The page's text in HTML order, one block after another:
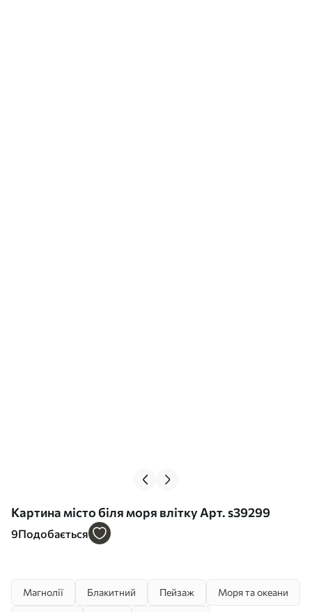
Картина місто біля моря влітку Арт. s39299
9Подобається
Магнолії Блакитний Пейзаж Моря та океани